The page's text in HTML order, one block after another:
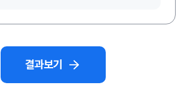
결과보기